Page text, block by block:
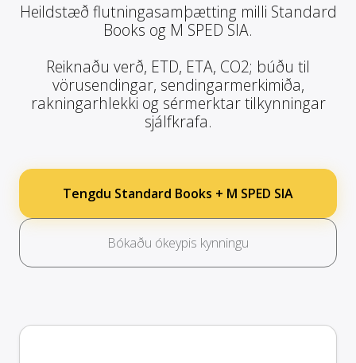
Heildstæð flutningasamþætting milli Standard
Books og M SPED SIA.
Reiknaðu verð, ETD, ETA, CO2; búðu til
vörusendingar, sendingarmerkimiða,
rakningarhlekki og sérmerktar tilkynningar
sjálfkrafa.
Tengdu Standard Books + M SPED SIA
Bókaðu ókeypis kynningu